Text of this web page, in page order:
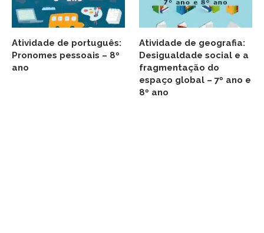
Atividade de português:
Pronomes pessoais – 8º
ano
Atividade de geografia:
Desigualdade social e a
fragmentação do
espaço global – 7º ano e
8º ano